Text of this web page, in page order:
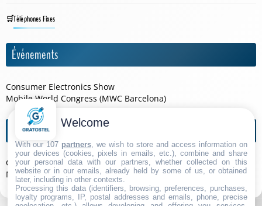
Téléphones Fixes
Événements
Consumer Electronics Show
Mobile World Congress (MWC Barcelona)
Agendas de l'année
Consumer Electronics Show 2026
Mobile World Congress (MWC Barcelona) 2026
Welcome
With our 107 partners, we wish to store and access information on
your devices (cookies, pixels in emails, etc.), combine and share
your personal data with our partners, whether collected on this
website or in our emails, already held by some of us, or obtained
later, including in other contexts.
Processing this data (identifiers, browsing, preferences, purchases,
loyalty programs, IP, postal addresses and emails, phone, precise